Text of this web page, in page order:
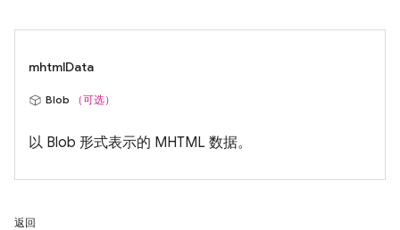
mhtmlData
Blob （可选）
以 Blob 形式表示的 MHTML 数据。
返回